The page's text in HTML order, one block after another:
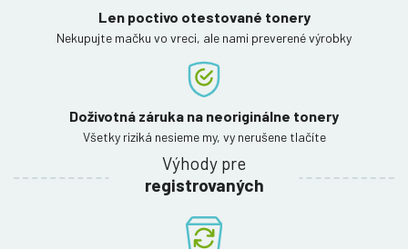
Len poctivo otestované tonery
Nekupujte mačku vo vreci, ale nami preverené výrobky
Doživotná záruka na neoriginálne tonery
Všetky riziká nesieme my, vy nerušene tlačíte
Výhody pre
registrovaných